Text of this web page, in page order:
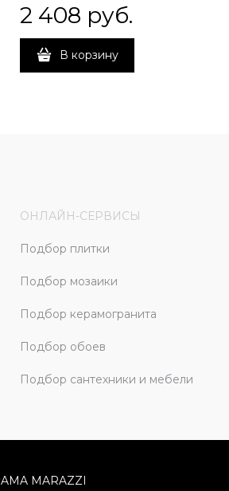
2 408 руб.
В корзину
ОНЛАЙН-СЕРВИСЫ
Подбор плитки
Подбор мозаики
Подбор керамогранита
Подбор обоев
Подбор сантехники и мебели
MARAZZI